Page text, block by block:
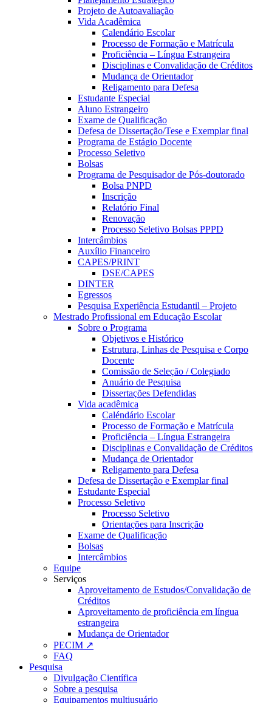
Projeto de Autoavaliação
Vida Acadêmica
Calendário Escolar
Processo de Formação e Matrícula
Proficiência – Língua Estrangeira
Disciplinas e Convalidação de Créditos
Mudança de Orientador
Religamento para Defesa
Estudante Especial
Aluno Estrangeiro
Exame de Qualificação
Defesa de Dissertação/Tese e Exemplar final
Programa de Estágio Docente
Processo Seletivo
Bolsas
Programa de Pesquisador de Pós-doutorado
Bolsa PNPD
Inscrição
Relatório Final
Renovação
Processo Seletivo Bolsas PPPD
Intercâmbios
Auxílio Financeiro
CAPES/PRINT
DSE/CAPES
DINTER
Egressos
Pesquisa Experiência Estudantil – Projeto
Mestrado Profissional em Educação Escolar
Sobre o Programa
Objetivos e Histórico
Estrutura, Linhas de Pesquisa e Corpo
Docente
Comissão de Seleção / Colegiado
Anuário de Pesquisa
Dissertações Defendidas
Vida acadêmica
Caléndário Escolar
Processo de Formação e Matrícula
Proficiência – Língua Estrangeira
Disciplinas e Convalidação de Créditos
Mudança de Orientador
Religamento para Defesa
Defesa de Dissertação e Exemplar final
Estudante Especial
Processo Seletivo
Processo Seletivo
Orientações para Inscrição
Exame de Qualificação
Bolsas
Intercâmbios
Equipe
Serviços
Aproveitamento de Estudos/Convalidação de
Créditos
Aproveitamento de proficiência em língua
estrangeira
Mudança de Orientador
PECIM ↗
FAQ
Pesquisa
Divulgação Científica
Sobre a pesquisa
Equipamentos multiusuário